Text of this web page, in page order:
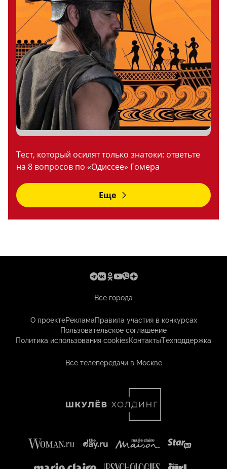
Тест, который осилят только знатоки: ответьте
на 8 вопросов по «Одиссее» Гомера
Еще
Все города
О проектеРекламаПравила участия в конкурсах
Пользовательское соглашение
Политика использования cookiesКонтактыТехподдержка
Все телепередачи в Москве